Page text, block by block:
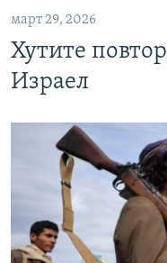
март 29, 2026
Хутите
Израел